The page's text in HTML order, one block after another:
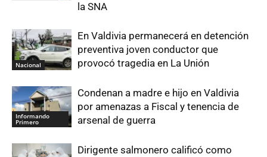
la SNA
Nacional
En Valdivia permanecerá en detención
preventiva joven conductor que
provocó tragedia en La Unión
Informando
Primero
Condenan a madre e hijo en Valdivia
por amenazas a Fiscal y tenencia de
arsenal de guerra
Dirigente salmonero calificó como